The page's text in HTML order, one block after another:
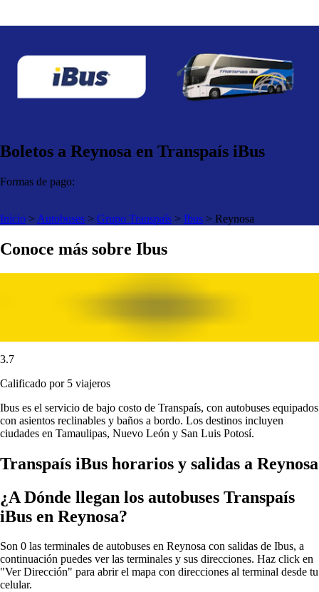
Boletos a Reynosa en Transpaís iBus
Formas de pago:
Inicio > Autobuses > Grupo Transpaís > Ibus > Reynosa
Conoce más sobre Ibus
3.7
Calificado por 5 viajeros
Ibus es el servicio de bajo costo de Transpaís, con autobuses equipados
con asientos reclinables y baños a bordo. Los destinos incluyen
ciudades en Tamaulipas, Nuevo León y San Luis Potosí.
Transpaís iBus horarios y salidas a Reynosa
¿A Dónde llegan los autobuses Transpaís
iBus en Reynosa?
Son 0 las terminales de autobuses en Reynosa con salidas de Ibus, a
continuación puedes ver las terminales y sus direcciones. Haz click en
"Ver Dirección" para abrir el mapa con direcciones al terminal desde tu
celular.